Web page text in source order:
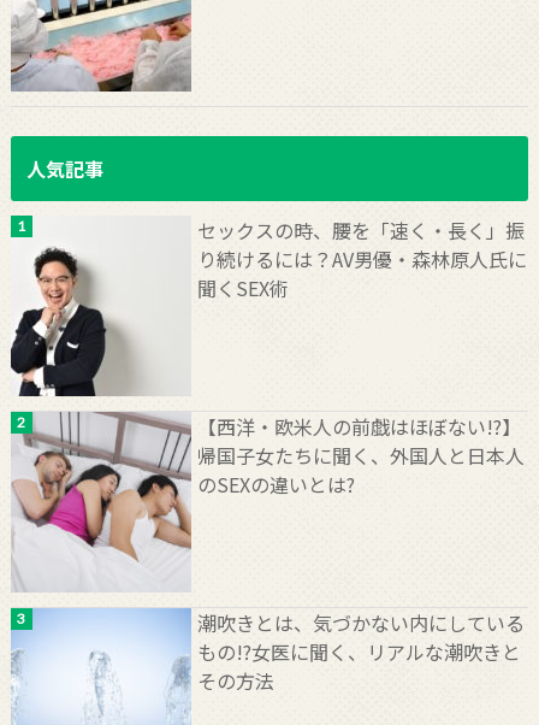
人気記事
セックスの時、腰を「速く・長く」振
り続けるには？AV男優・森林原人氏に
聞くSEX術
【西洋・欧米人の前戯はほぼない!?】
帰国子女たちに聞く、外国人と日本人
のSEXの違いとは?
潮吹きとは、気づかない内にしている
もの!?女医に聞く、リアルな潮吹きと
その方法